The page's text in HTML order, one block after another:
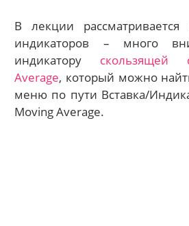
В лекции рассматривается
индикаторов – много
индикатору скользящей
Average, который можно
меню по пути Вставка/
Moving Average.